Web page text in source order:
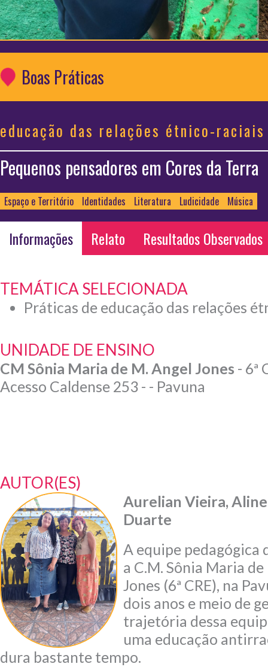
Boas Práticas
educação das relações étnico-raciais
Pequenos pensadores em Cores da Terra
Espaço e Território Identidades Literatura Ludicidade Música
Informações Relato Resultados Observados
TEMÁTICA SELECIONADA
Práticas de educação das relações
UNIDADE DE ENSINO
CM Sônia Maria de M. Angel Jones - 6ª
Acesso Caldense 253 - - Pavuna
AUTOR(ES)
Aurelian Vieira,
Duarte
A equipe pedagógica
a C.M. Sônia Maria
Jones (6ª CRE), na
dois anos e meio de
trajetória dessa
uma educação
dura bastante tempo.